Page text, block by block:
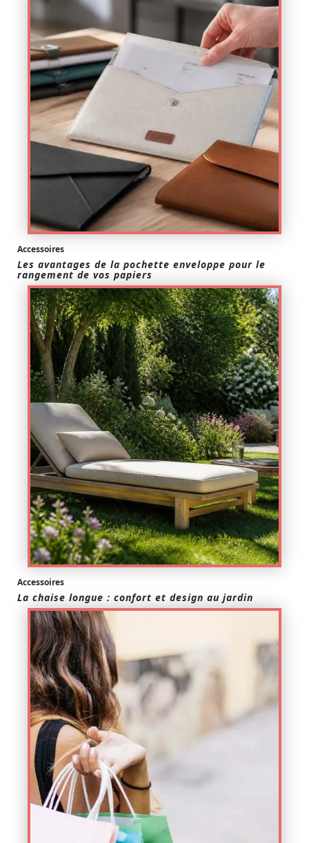
Accessoires
Les avantages de la pochette enveloppe pour le
rangement de vos papiers
Accessoires
La chaise longue : confort et design au jardin